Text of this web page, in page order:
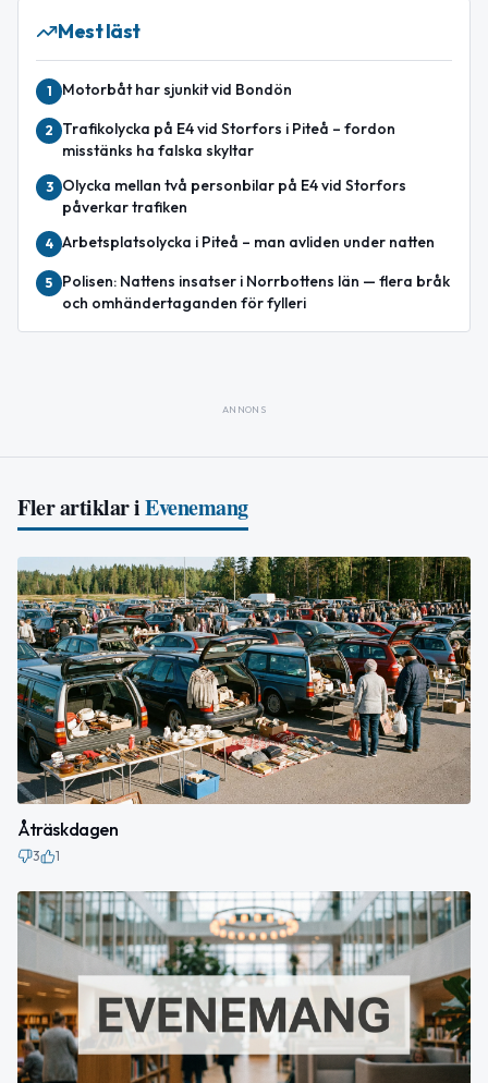
Mest läst
1 Motorbåt har sjunkit vid Bondön
2
Trafikolycka på E4 vid Storfors i Piteå – fordon
misstänks ha falska skyltar
3
Olycka mellan två personbilar på E4 vid Storfors
påverkar trafiken
4 Arbetsplatsolycka i Piteå – man avliden under natten
5
Polisen: Nattens insatser i Norrbottens län — flera bråk
och omhändertaganden för fylleri
ANNONS
Fler artiklar iEvenemang
Åträskdagen
3 1